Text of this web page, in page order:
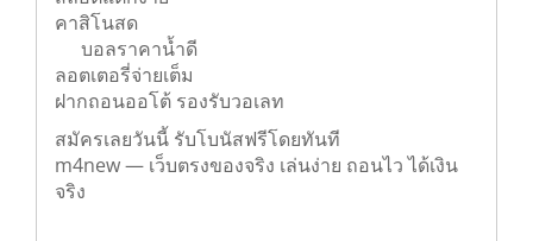
สล็อตแตกง่าย
คาสิโนสด
บอลราคาน้ำดี
ลอตเตอรี่จ่ายเต็ม
ฝากถอนออโต้ รองรับวอเลท
สมัครเลยวันนี้ รับโบนัสฟรีโดยทันที
m4new — เว็บตรงของจริง เล่นง่าย ถอนไว ได้เงิน